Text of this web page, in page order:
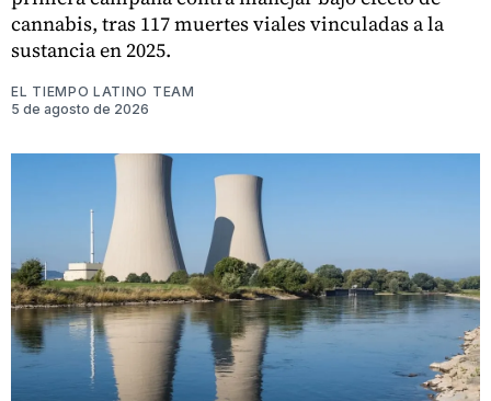
cannabis, tras 117 muertes viales vinculadas a la
sustancia en 2025.
EL TIEMPO LATINO TEAM
5 de agosto de 2026